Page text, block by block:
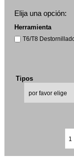
Elija una opción:
Herramienta
T6/T8
Tipos